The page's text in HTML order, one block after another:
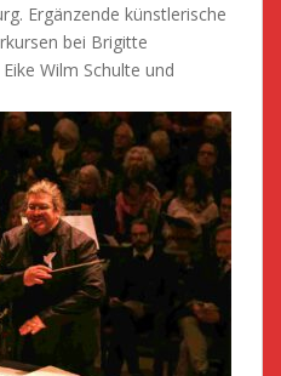
Ergänzende künstlerische
bei Brigitte
Wilm Schulte und